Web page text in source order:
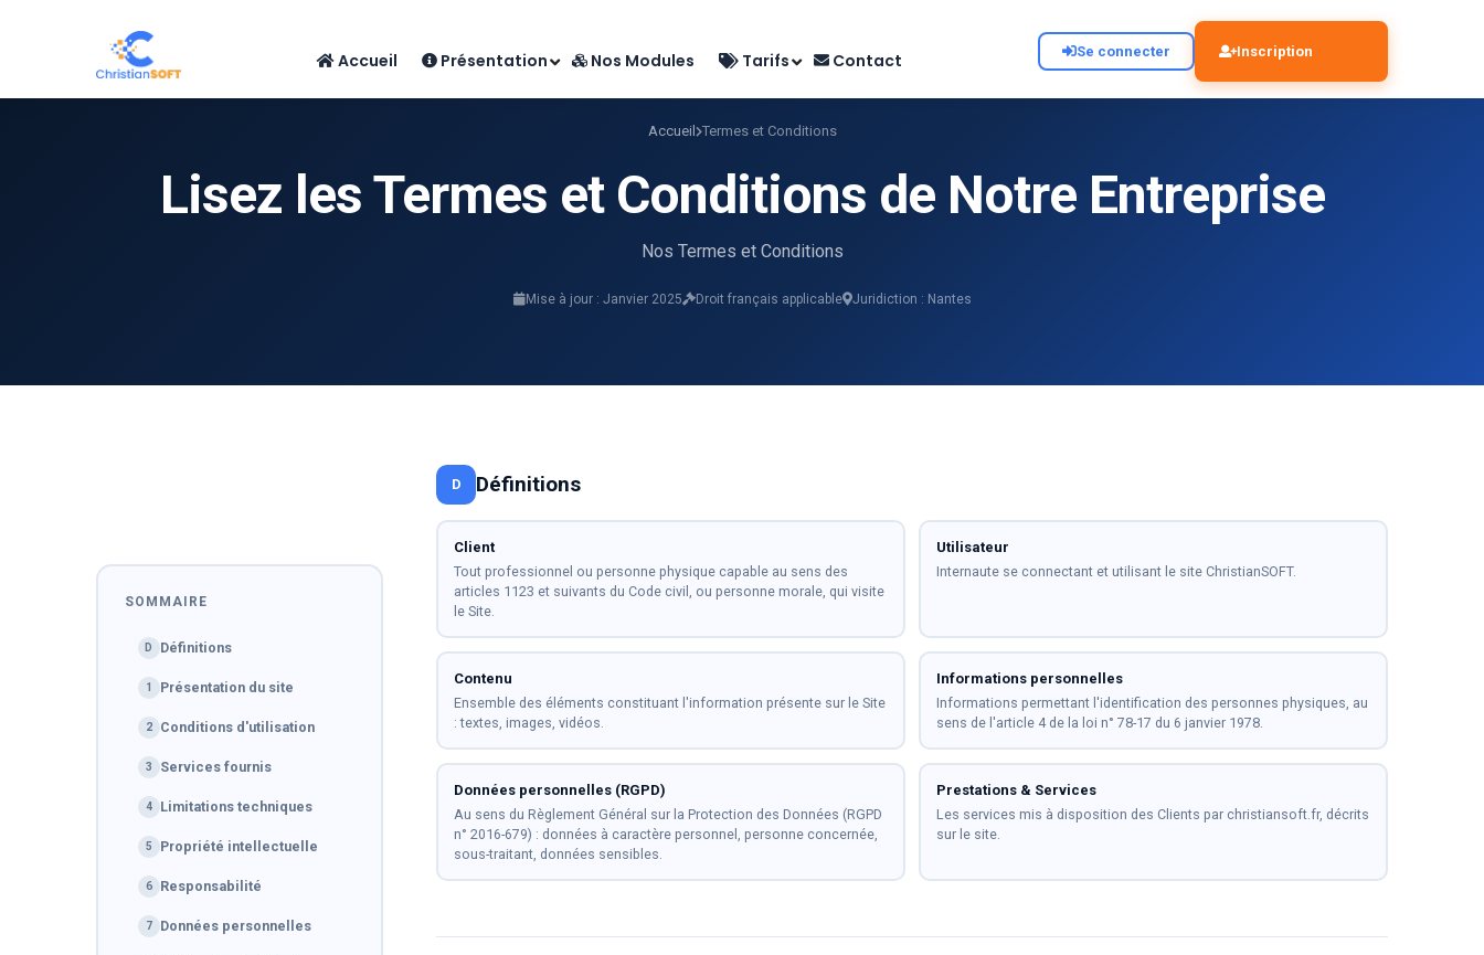
Accueil Présentation Nos Modules Tarifs Contact Se connecter Inscription
Accueil Termes et Conditions
Lisez les Termes et Conditions de Notre Entreprise
Nos Termes et Conditions
Mise à jour : Janvier 2025 Droit français applicable Juridiction : Nantes
SOMMAIRE
D Définitions
1 Présentation du site
2 Conditions d'utilisation
3 Services fournis
4 Limitations techniques
5 Propriété intellectuelle
6 Responsabilité
7 Données personnelles
D Définitions
Client
Tout professionnel ou personne physique capable au sens des
articles 1123 et suivants du Code civil, ou personne morale, qui visite
le Site.
Utilisateur
Internaute se connectant et utilisant le site ChristianSOFT.
Contenu
Ensemble des éléments constituant l'information présente sur le Site
: textes, images, vidéos.
Informations personnelles
Informations permettant l'identification des personnes physiques, au
sens de l'article 4 de la loi n° 78-17 du 6 janvier 1978.
Données personnelles (RGPD)
Au sens du Règlement Général sur la Protection des Données (RGPD
n° 2016-679) : données à caractère personnel, personne concernée,
sous-traitant, données sensibles.
Prestations & Services
Les services mis à disposition des Clients par christiansoft.fr, décrits
sur le site.